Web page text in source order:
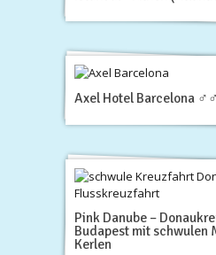
Axel Hotel Barcelona ♂♂
Pink Danube –
Budapest mit schwulen
Kerlen